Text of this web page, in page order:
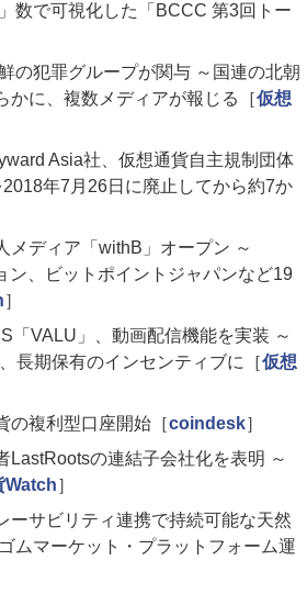
数で可視化した「BCCC 第3回トー
の犯罪グループが関与 ～国連の北朝
かに、複数メディアが報じる［仮想
Asia社、仮想通貨自主規制団体
年7月26日に廃止してから約7か
メディア「withB」オープン ～
ン、ビットポイントジャパンなど19
］
「VALU」、動画配信機能を実装 ～
長期保有のインセンティブに［仮想
の複利型口座開始［coindesk］
の連結子会社化を表明 ～
Watch］
ーサビリティ連携で持続可能な天然
ムマーケット・プラットフォーム運